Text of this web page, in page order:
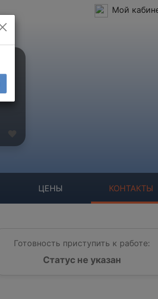
Мой
ЦЕНЫ КОНТАКТЫ
Готовность приступить к работе:
Статус не указан